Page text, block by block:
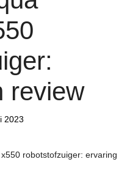
review
2023
robotstofzuiger: ervaring